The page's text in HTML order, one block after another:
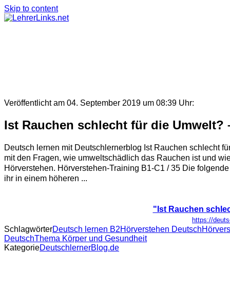
Skip to content
Veröffentlicht am 04. September 2019 um 08:39 Uhr:
Ist Rauchen schlecht für die Umwelt?
Deutsch lernen mit Deutschlernerblog Ist Rauchen schlecht
mit den Fragen, wie umweltschädlich das Rauchen ist und
Hörverstehen. Hörverstehen-Training B1-C1 / 35 Die
ihr in einem höheren ...
"Ist Rauchen
https://
SchlagwörterDeutsch lernen B2Hörverstehen Deutsch
DeutschThema Körper und Gesundheit
KategorieDeutschlernerBlog.de